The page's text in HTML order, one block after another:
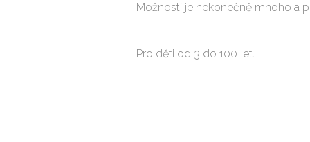
Možností je nekonečně mnoho a
Pro děti od 3 do 100 let.